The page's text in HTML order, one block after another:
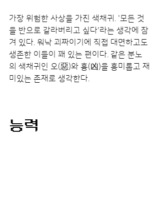
가장 위험한 사상을 가진 색채귀. '모든 것
을 반으로 갈라버리고 싶다'라는 생각에 잠
겨 있다. 워낙 괴짜이기에 직접 대면하고도
생존한 이들이 꽤 있는 편이다. 같은 분노
의 색채귀인 오(惡)와 흉(凶)을 흥미롭고 재
미있는 존재로 생각한다.
능력